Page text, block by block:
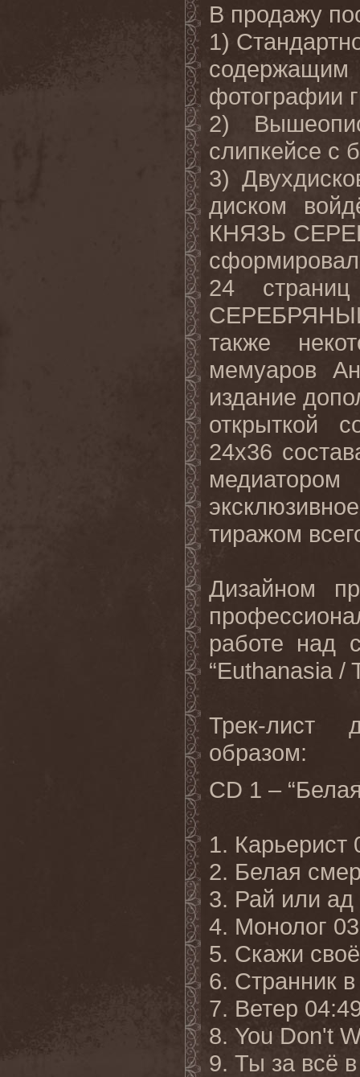
В продажу
1)
фотографии
2)
слипкейсе с
3)
диском
КНЯЗЬ
24
также
мемуаров
издание
открыткой
24х36
тиражом
Дизайном
работе над
“Euthanasia /
Трек-лист
образом:
CD 1 –
1. Карьерист
2. Белая
3. Рай или ад
4. Монолог
5. Скажи
6. Странник
7. Ветер
8. You Don't
9. Ты за всё